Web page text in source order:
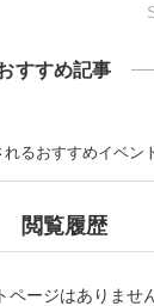
すすめ記事
るおすすめイベン
閲覧履歴
ージはありません